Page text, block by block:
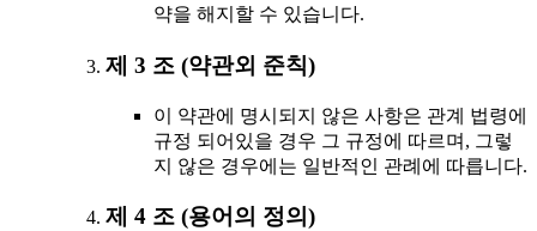
약을 해지할 수 있습니다.
제 3 조 (약관외 준칙)
이 약관에 명시되지 않은 사항은 관계 법령에
규정 되어있을 경우 그 규정에 따르며, 그렇
지 않은 경우에는 일반적인 관례에 따릅니다.
제 4 조 (용어의 정의)